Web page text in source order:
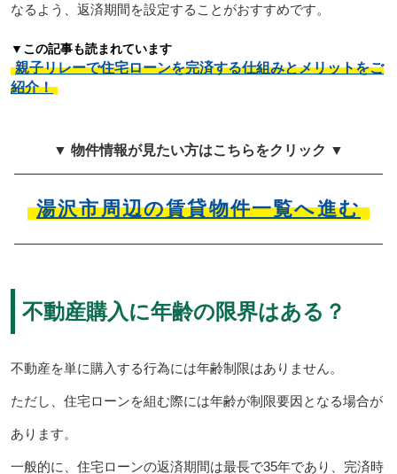
なるよう、返済期間を設定することがおすすめです。
▼この記事も読まれています
親子リレーで住宅ローンを完済する仕組みとメリットをご
紹介！
▼ 物件情報が見たい方はこちらをクリック ▼
湯沢市周辺の賃貸物件一覧へ進む
不動産購入に年齢の限界はある？
不動産を単に購入する行為には年齢制限はありません。
ただし、住宅ローンを組む際には年齢が制限要因となる場合が
あります。
一般的に、住宅ローンの返済期間は最長で35年であり、完済時